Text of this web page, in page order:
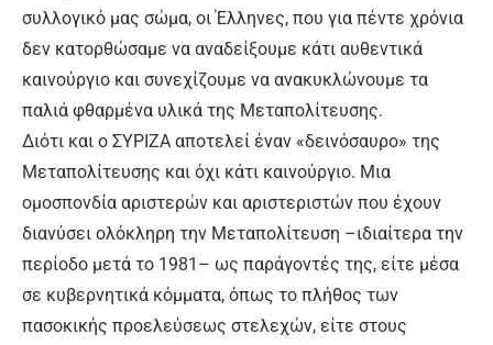
συλλογικό μας σώμα, οι Έλληνες, που για πέντε χρόνια
δεν κατορθώσαμε να αναδείξουμε κάτι αυθεντικά
καινούργιο και συνεχίζουμε να ανακυκλώνουμε τα
παλιά φθαρμένα υλικά της Μεταπολίτευσης.
Διότι και ο ΣΥΡΙΖΑ αποτελεί έναν «δεινόσαυρο» της
Μεταπολίτευσης και όχι κάτι καινούργιο. Μια
ομοσπονδία αριστερών και αριστεριστών που έχουν
διανύσει ολόκληρη την Μεταπολίτευση –ιδιαίτερα την
περίοδο μετά το 1981– ως παράγοντές της, είτε μέσα
σε κυβερνητικά κόμματα, όπως το πλήθος των
πασοκικής προελεύσεως στελεχών, είτε στους